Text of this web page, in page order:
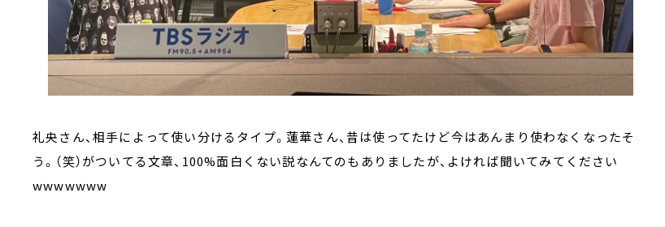
礼央さん、相手によって使い分けるタイプ。蓮華さん、昔は使ってたけど今はあんまり使わなくなったそ
う。（笑）がついてる文章、100%面白くない説なんてのもありましたが、よければ聞いてみてください
wwwwwww